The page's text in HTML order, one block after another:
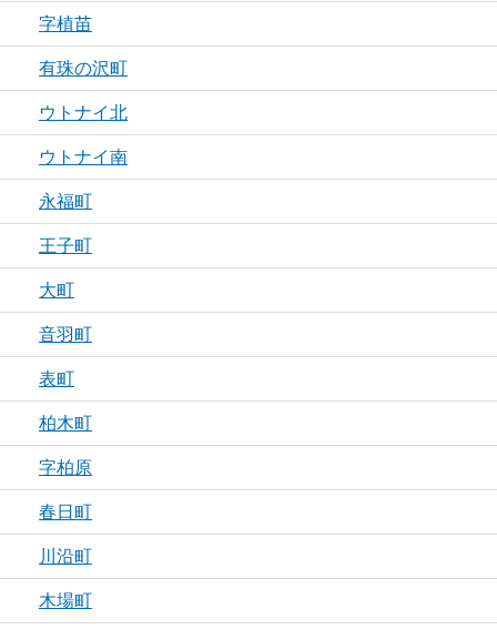
字植苗
有珠の沢町
ウトナイ北
ウトナイ南
永福町
王子町
大町
音羽町
表町
柏木町
字柏原
春日町
川沿町
木場町